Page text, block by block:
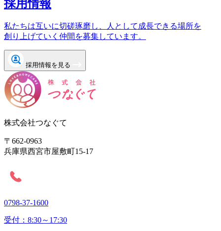
採用情報
私たちは互いに切磋琢磨し、人として成長できる場所を
創り上げていく仲間を募集しています。
採用情報を見る
株式会社つなぐて
〒662-0963
兵庫県西宮市屋敷町15-17
0798-37-1600
受付：8:30～17:30